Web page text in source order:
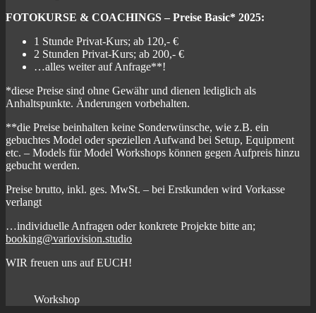
FOTOKURSE & COACHINGS – Preise Basic* 2025:
1 Stunde Privat-Kurs; ab 120,- €
2 Stunden Privat-Kurs; ab 200,- €
…alles weiter auf Anfrage**!
*diese Preise sind ohne Gewähr und dienen lediglich als
Anhaltspunkte. Änderungen vorbehalten.
**die Preise beinhalten keine Sonderwünsche, wie z.B. ein
gebuchtes Model oder speziellen Aufwand bei Setup, Equipment
etc. – Models für Model Workshops können gegen Aufpreis hinzu
gebucht werden.
Preise brutto, inkl. ges. MwSt. – bei Erstkunden wird Vorkasse
verlangt
…individuelle Anfragen oder konkrete Projekte bitte an;
booking@variovision.studio
WIR freuen uns auf EUCH!
Workshop